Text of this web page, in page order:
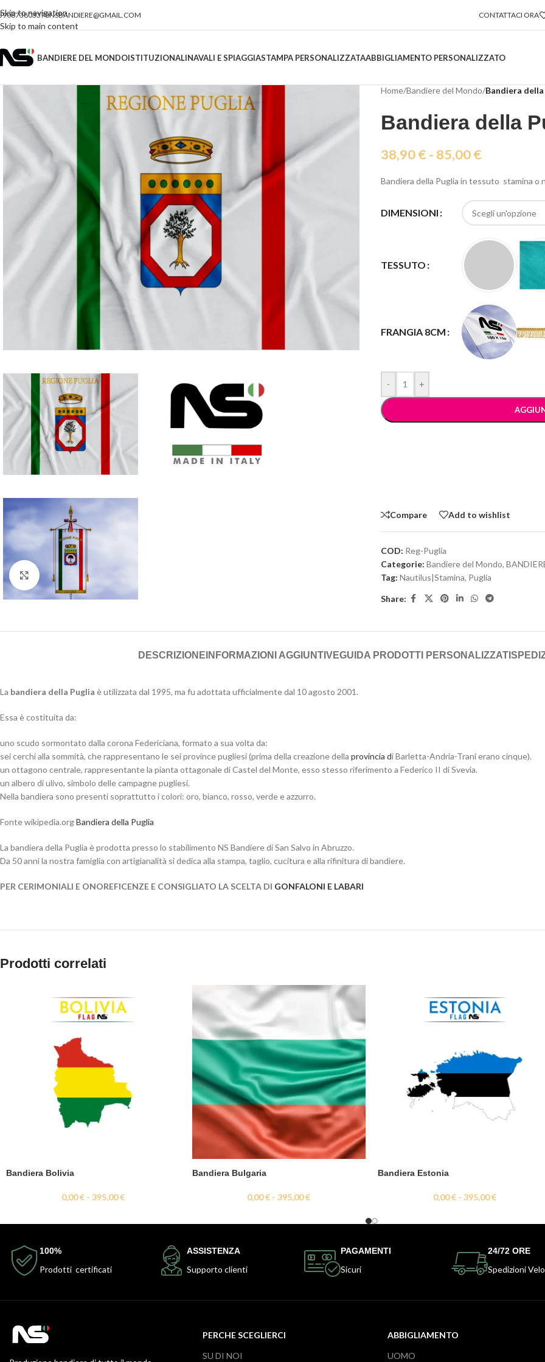
Skip to navigation
Skip to main content
NSBANDIERE@GMAIL.COM CONTATTACI ORA
BANDIERE DEL MONDOISTITUZIONALINAVALI E SPIAGGIASTAMPA PERSONALIZZATAABBIGLIAMENTO PERSONALIZZATO
Click to enlarge
Home/Bandiere del Mondo/Bandiera
Bandiera della
38,90€ - 85,00€
Bandiera della Puglia in tessuto stamina o
DIMENSIONI
TESSUTO
FRANGIA 8CM
- +
Compare Add to wishlist
COD: Reg-Puglia
Categorie: Bandiere del Mondo,
Tag: Nautilus|Stamina, Puglia
Share:
DESCRIZIONE INFORMAZIONI AGGIUNTIVEGUIDA PRODOTTI PERSONALIZZATI
La bandiera della Puglia è utilizzata dal 1995, ma fu adottata ufficialmente dal 10 agosto 2001.
Essa è costituita da:
uno scudo sormontato dalla corona Federiciana, formato a sua volta da:
sei cerchi alla sommità, che rappresentano le sei province pugliesi (prima della creazione della provincia di Barletta-Andria-Trani erano cinque).
un ottagono centrale, rappresentante la pianta ottagonale di Castel del Monte, esso stesso riferimento a Federico II di Svevia.
un albero di ulivo, simbolo delle campagne pugliesi.
Nella bandiera sono presenti soprattutto i colori: oro, bianco, rosso, verde e azzurro.
Fonte wikipedia.orgBandiera della Puglia
La bandiera della Puglia è prodotta presso lo stabilimento NS Bandiere di San Salvo in Abruzzo.
Da 50 anni la nostra famiglia con artigianalità si dedica alla stampa, taglio, cucitura e alla rifinitura di bandiere.
PER CERIMONIALI E ONOREFICENZE E CONSIGLIATO LA SCELTA DI GONFALONI E LABARI
Prodotti correlati
Bandiera Bolivia
0,00€ - 395,00€
Bandiera Bulgaria
0,00€ - 395,00€
Bandiera Estonia
0,00€ - 395,00€
100%
Prodotti certificati
ASSISTENZA
Supporto clienti
PAGAMENTI
Sicuri
24/72 ORE
Spedizioni
PERCHE SCEGLIERCI
SU DI NOI
ABBIGLIAMENTO
UOMO